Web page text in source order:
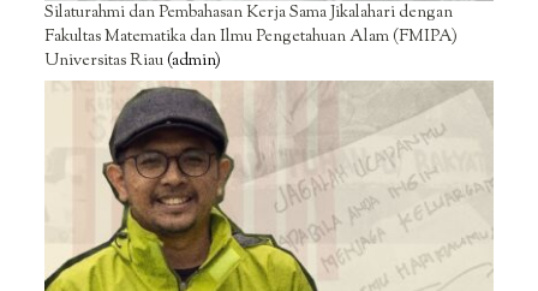
Silaturahmi dan Pembahasan Kerja Sama Jikalahari dengan
Fakultas Matematika dan Ilmu Pengetahuan Alam (FMIPA)
Universitas Riau(admin)